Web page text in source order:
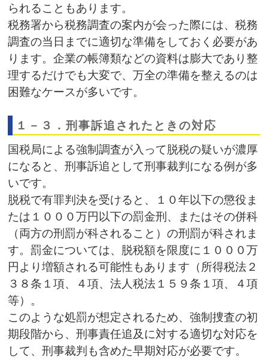
られることもあります。
税務署から税務調査の案内が会った際には、税務
調査の当日までに適切な準備をしておく必要があ
ります。企業の帳簿類などの資料は膨大であり整
理するだけでも大変で、万全の準備を整えるのは
困難なケースが多いです。
１－３．刑事訴追されたときの対応
国税局による強制調査が入って脱税の疑いが濃厚
になると、刑事訴追として刑事裁判になる例が多
いです。
脱税で有罪判決を受けると、１０年以下の懲役ま
たは１０００万円以下の罰金刑、またはその併科
（両方の刑罰が科されること）の刑罰が科されま
す。罰金については、脱税額を限度に１０００万
円より増額される可能性もあります（所得税法２
３８条１項、４項、法人税法１５９条１項、４項
等）。
このような処罰が想定されるため、強制捜査の初
期段階から、刑事責任追及に対する適切な対応を
して、刑事裁判も含めた早期対応が必要です。